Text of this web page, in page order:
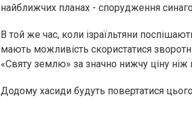
найближчих планах - спорудження
В той же час, коли ізраїльтяни
мають можливість скористатися
«Святу землю» за значно нижчу ціну ніж
Додому хасиди будуть повертатися